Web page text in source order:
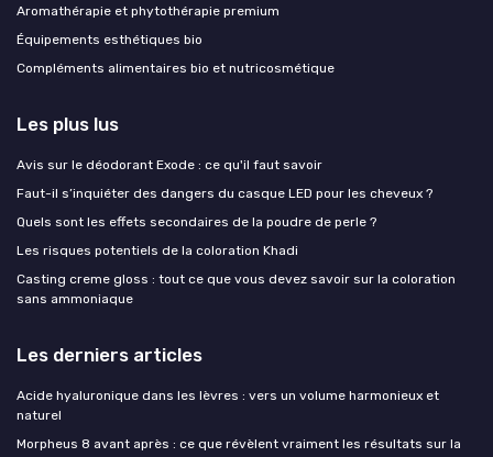
Aromathérapie et phytothérapie premium
Équipements esthétiques bio
Compléments alimentaires bio et nutricosmétique
Les plus lus
Avis sur le déodorant Exode : ce qu'il faut savoir
Faut-il s’inquiéter des dangers du casque LED pour les cheveux ?
Quels sont les effets secondaires de la poudre de perle ?
Les risques potentiels de la coloration Khadi
Casting creme gloss : tout ce que vous devez savoir sur la coloration
sans ammoniaque
Les derniers articles
Acide hyaluronique dans les lèvres : vers un volume harmonieux et
naturel
Morpheus 8 avant après : ce que révèlent vraiment les résultats sur la